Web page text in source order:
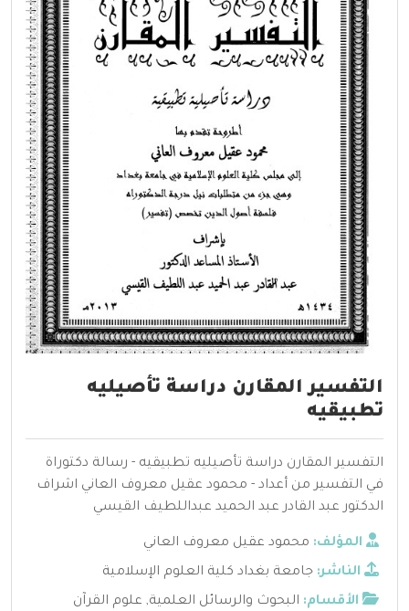
التفسير المقارن دراسة تأصيليه
تطبيقيه
التفسير المقارن دراسة تأصيليه تطبيقيه - رسالة دكتوراة
في التفسير من أعداد - محمود عقيل معروف العاني اشراف
الدكتور عبد القادر عبد الحميد عبداللطيف القيسي
المؤلف: محمود عقيل معروف العاني
الناشر: جامعة بغداد كلية العلوم الإسلامية
الأقسام: البحوث والرسائل العلمية, علوم القرآن